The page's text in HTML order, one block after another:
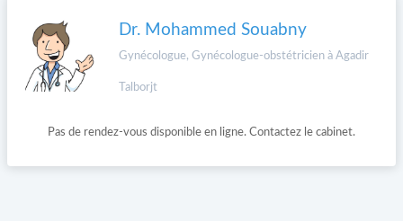
Dr. Mohammed Souabny
Gynécologue, Gynécologue-obstétricien à Agadir
Talborjt
Pas de rendez-vous disponible en ligne. Contactez le cabinet.